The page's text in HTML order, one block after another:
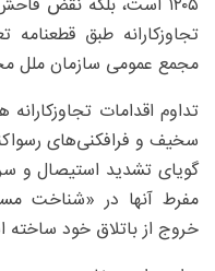
مجمع عمومی سازمان ملل
تداوم اقدامات
سخیف و فرافکنی‌های
گویای تشدید استیصال و
مفرط آنها در «شناخت
خروج از باتلاق خود